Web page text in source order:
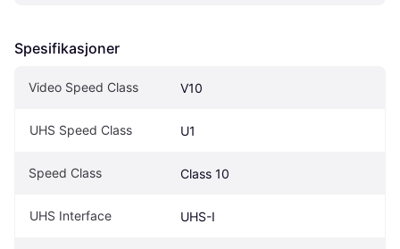
Spesifikasjoner
Video Speed Class V10
UHS Speed Class U1
Speed Class Class 10
UHS Interface UHS-I